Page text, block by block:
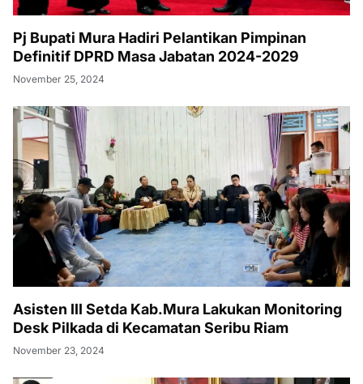
Pj Bupati Mura Hadiri Pelantikan Pimpinan
Definitif DPRD Masa Jabatan 2024-2029
November 25, 2024
Asisten III Setda Kab.Mura Lakukan Monitoring
Desk Pilkada di Kecamatan Seribu Riam
November 23, 2024